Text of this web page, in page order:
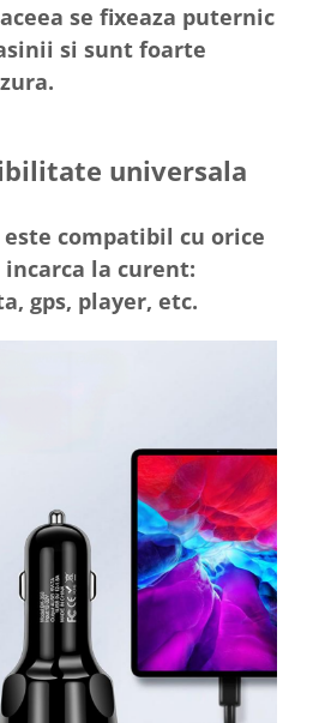
se fixeaza puternic
si sunt foarte
universala
compatibil cu orice
incarca la curent:
gps, player, etc.